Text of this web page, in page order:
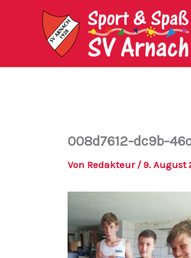
008d7612-dc9b-
Von Redakteur /9. August